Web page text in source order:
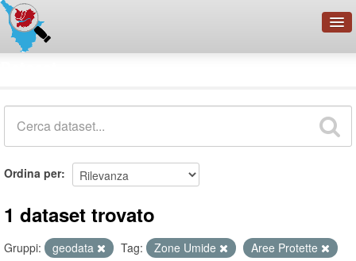
Organizzazioni
Ordina per
1 dataset trovato
Gruppi: geodata Tag: Zone Umide
Aree Protette